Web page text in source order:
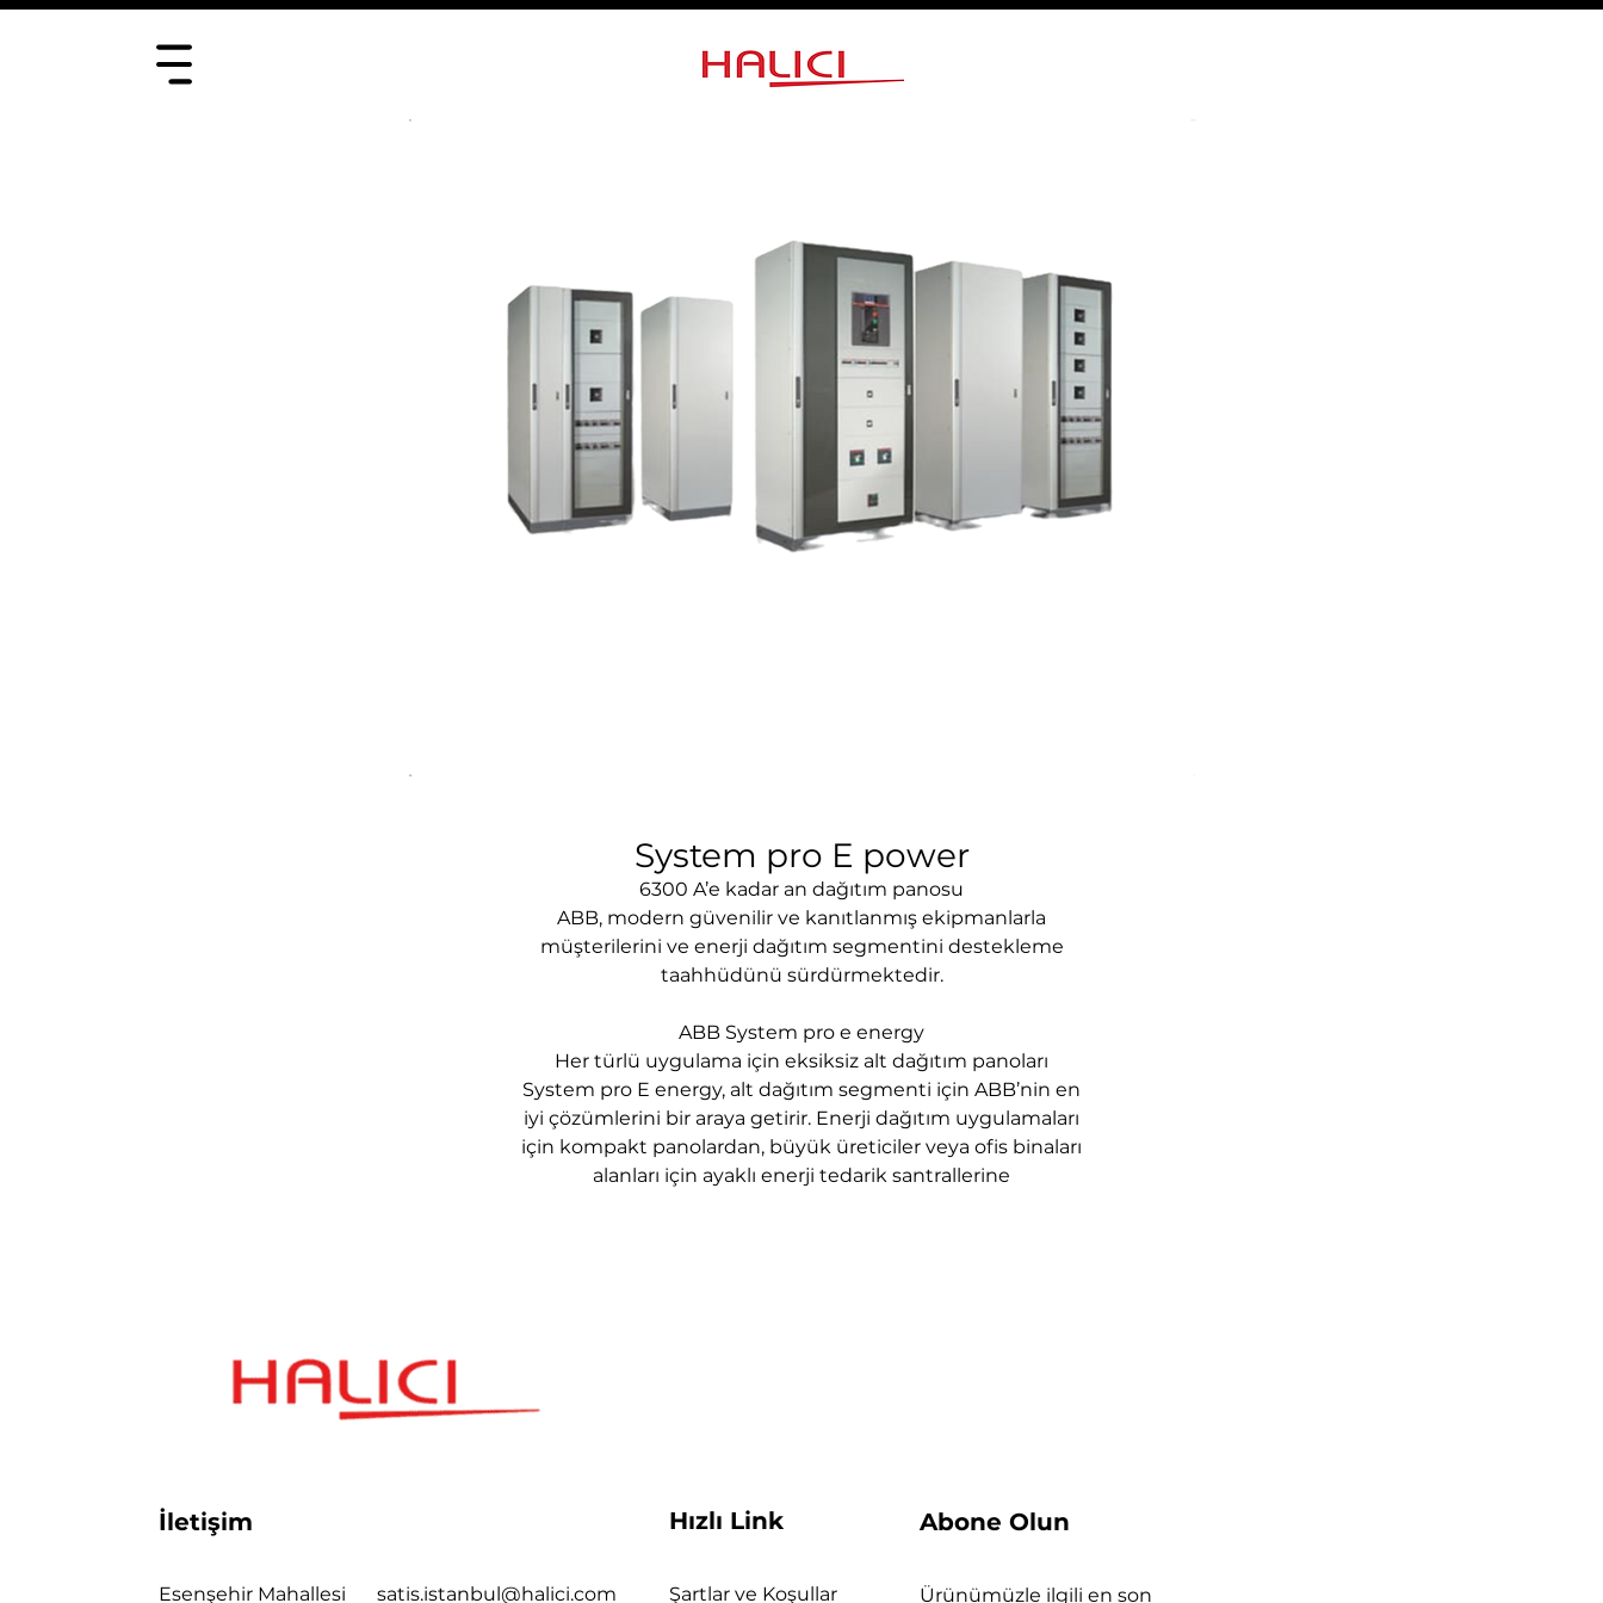
System pro E power
6300 A’e kadar an dağıtım panosu
ABB, modern güvenilir ve kanıtlanmış ekipmanlarla
müşterilerini ve enerji dağıtım segmentini destekleme
taahhüdünü sürdürmektedir.
ABB System pro e energy
Her türlü uygulama için eksiksiz alt dağıtım panoları
System pro E energy, alt dağıtım segmenti için ABB’nin en
iyi çözümlerini bir araya getirir. Enerji dağıtım uygulamaları
için kompakt panolardan, büyük üreticiler veya ofis binaları
alanları için ayaklı enerji tedarik santrallerine
İletişim
Esenşehir Mahallesi satis.istanbul@halici.com
Hızlı Link
Şartlar ve Koşullar
Abone Olun
Ürünümüzle ilgili en son